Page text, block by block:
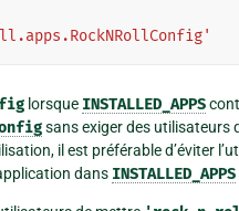
lorsque INSTALLED_APPS
sans exiger des utilisateurs
il est préférable d’éviter
dans INSTALLED_APPS